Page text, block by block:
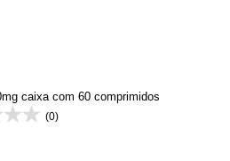
caixa com 60 comprimidos
(0)